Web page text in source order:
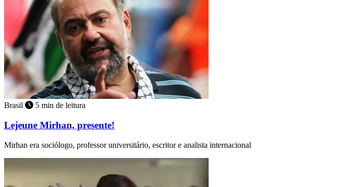
Brasil 5 min de leitura
Lejeune Mirhan, presente!
Mirhan era sociólogo, professor universitário, escritor e analista internacional